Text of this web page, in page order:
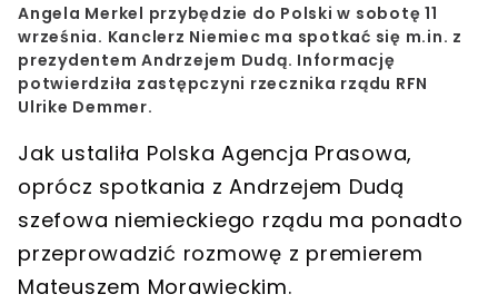
Angela Merkel przybędzie do Polski w sobotę 11
września. Kanclerz Niemiec ma spotkać się m.in. z
prezydentem Andrzejem Dudą. Informację
potwierdziła zastępczyni rzecznika rządu RFN
Ulrike Demmer.
Jak ustaliła Polska Agencja Prasowa,
oprócz spotkania z Andrzejem Dudą
szefowa niemieckiego rządu ma ponadto
przeprowadzić rozmowę z premierem
Mateuszem Morawieckim.